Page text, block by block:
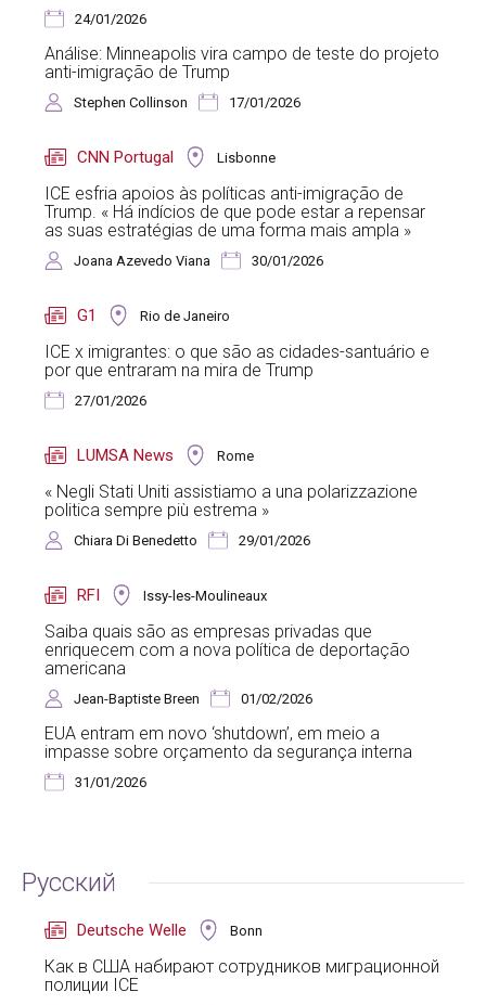
24/01/2026
Análise: Minneapolis vira campo de teste do projeto
anti-imigração de Trump
Stephen Collinson 17/01/2026
CNN Portugal Lisbonne
ICE esfria apoios às políticas anti-imigração de
Trump. « Há indícios de que pode estar a repensar
as suas estratégias de uma forma mais ampla »
Joana Azevedo Viana 30/01/2026
G1 Rio de Janeiro
ICE x imigrantes: o que são as cidades-santuário e
por que entraram na mira de Trump
27/01/2026
LUMSA News Rome
« Negli Stati Uniti assistiamo a una polarizzazione
politica sempre più estrema »
Chiara Di Benedetto 29/01/2026
RFI Issy-les-Moulineaux
Saiba quais são as empresas privadas que
enriquecem com a nova política de deportação
americana
Jean-Baptiste Breen 01/02/2026
EUA entram em novo ‘shutdown’, em meio a
impasse sobre orçamento da segurança interna
31/01/2026
Русский
Deutsche Welle Bonn
Как в США набирают сотрудников миграционной
полиции ICE